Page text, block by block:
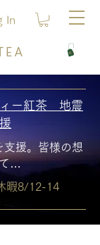
In
ー紅茶 地震
援。皆様の想
て…
暇8/12-14